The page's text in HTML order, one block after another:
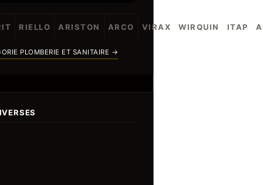
RIELLO ARISTON ARCO VIRAX WIRQUIN ITAP
PLOMBERIE ET SANITAIRE →